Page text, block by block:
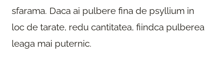
sfarama. Daca ai pulbere fina de psyllium in
loc de tarate, redu cantitatea, fiindca pulberea
leaga mai puternic.